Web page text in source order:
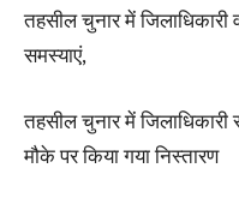
तहसील चुनार में जिलाधिकारी
समस्याएं,
तहसील चुनार में जिलाधिकारी
मौके पर किया गया निस्तारण